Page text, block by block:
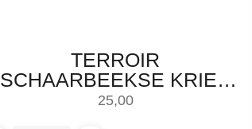
TERROIR
SCHAARBEEKSE KRIEK
2025 (LAMBIC / KRIEK) –
25,00